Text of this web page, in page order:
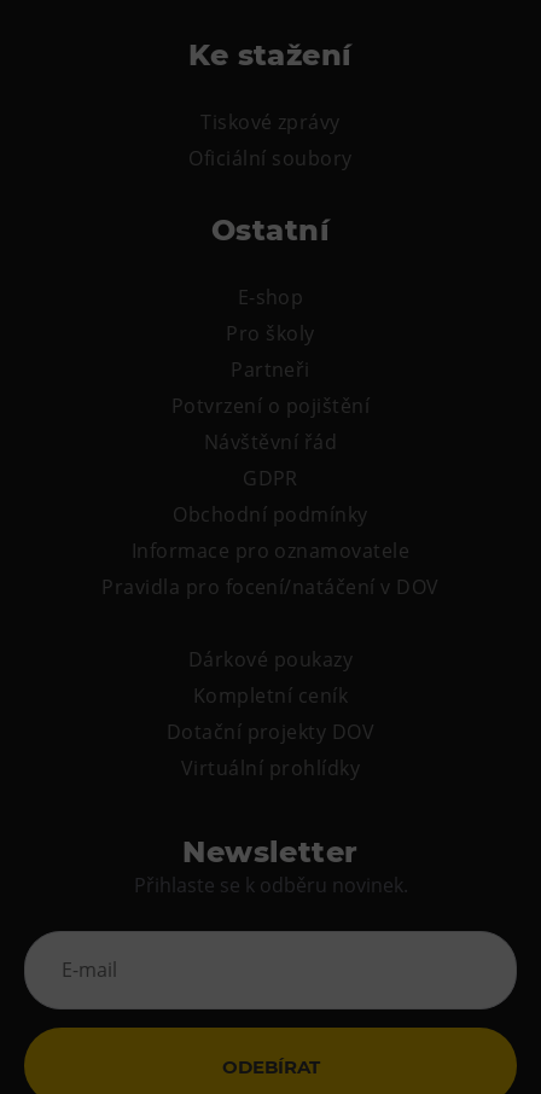
Ke stažení
Tiskové zprávy
Oficiální soubory
Ostatní
E-shop
Pro školy
Partneři
Potvrzení o pojištění
Návštěvní řád
GDPR
Obchodní podmínky
Informace pro oznamovatele
Pravidla pro focení/natáčení v DOV
Dárkové poukazy
Kompletní ceník
Dotační projekty DOV
Virtuální prohlídky
Newsletter
Přihlaste se k odběru novinek.
ODEBÍRAT